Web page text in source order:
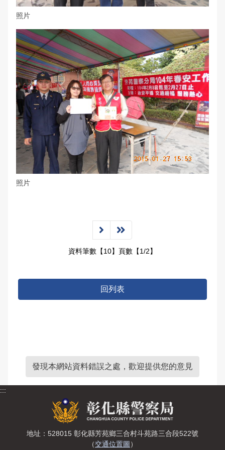
照片
照片
資料筆數【10】頁數【1/2】
回列表
發現本網站資料錯誤之處，歡迎提供您的意見
:::
地址：528015 彰化縣芳苑鄉三合村斗苑路三合段522號
（交通位置圖 ）